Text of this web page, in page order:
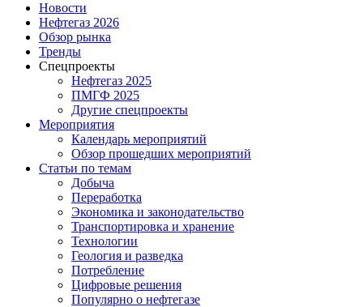
Новости
Нефтегаз 2026
Обзор рынка
Тренды
Спецпроекты
Нефтегаз 2025
ПМГФ 2025
Другие спецпроекты
Мероприятия
Календарь мероприятий
Обзор прошедших мероприятий
Статьи по темам
Добыча
Переработка
Экономика и законодательство
Транспортировка и хранение
Технологии
Геология и разведка
Потребление
Цифровые решения
Популярно о нефтегазе